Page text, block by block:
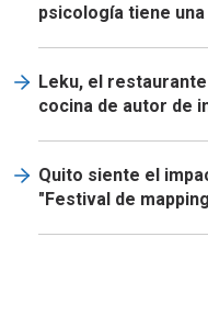
psicología tiene
Leku, el
cocina de autor de
Quito siente el
"Festival de